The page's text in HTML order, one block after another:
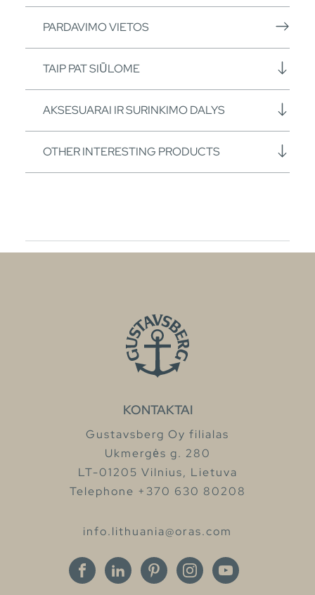
PARDAVIMO VIETOS
TAIP PAT SIŪLOME
AKSESUARAI IR SURINKIMO DALYS
OTHER INTERESTING PRODUCTS
KONTAKTAI
Gustavsberg Oy filialas
Ukmergės g. 280
LT-01205 Vilnius, Lietuva
Telephone +370 630 80208
info.lithuania@oras.com